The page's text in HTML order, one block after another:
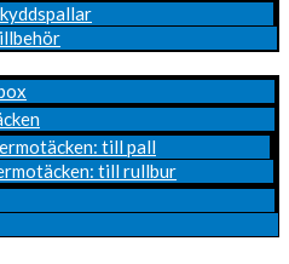
till pall
till rullbur